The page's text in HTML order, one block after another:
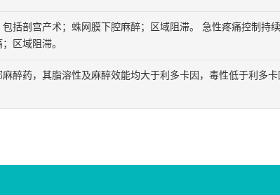
括剖宫产术；蛛网膜下腔麻醉；区域阻滞。 急性疼痛控制持
区域阻滞。
麻醉药，其脂溶性及麻醉效能均大于利多卡因，毒性低于利多